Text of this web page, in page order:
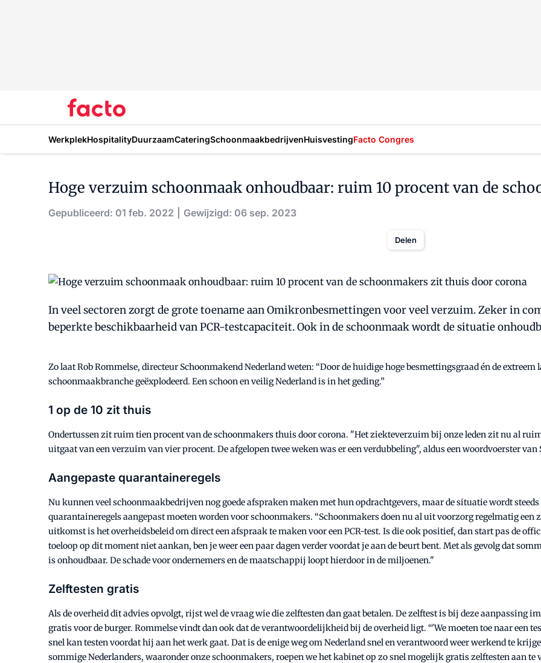
WerkplekHospitalityDuurzaamCateringSchoonmaakbedrijvenHuisvestingFacto Congres
Hoge verzuim schoonmaak onhoudbaar: ruim 10 procent van de
Gepubliceerd: 01 feb. 2022 Gewijzigd: 06 sep. 2023
Delen
In veel sectoren zorgt de grote toename aan Omikronbesmettingen voor veel verzuim. Zeker in
beperkte beschikbaarheid van PCR-testcapaciteit. Ook in de schoonmaak wordt de situatie
Zo laat Rob Rommelse, directeur Schoonmakend Nederland weten: “Door de huidige hoge besmettingsgraad én de
schoonmaakbranche geëxplodeerd. Een schoon en veilig Nederland is in het geding.”
1 op de 10 zit thuis
Ondertussen zit ruim tien procent van de schoonmakers thuis door corona. "Het ziekteverzuim bij onze leden zit nu al
uitgaat van een verzuim van vier procent. De afgelopen twee weken was er een verdubbeling", aldus een woordvoerster
Aangepaste quarantaineregels
Nu kunnen veel schoonmaakbedrijven nog goede afspraken maken met hun opdrachtgevers, maar de situatie wordt
quarantaineregels aangepast moeten worden voor schoonmakers. “Schoonmakers doen nu al uit voorzorg regelmatig een
uitkomst is het overheidsbeleid om direct een afspraak te maken voor een PCR-test. Is die ook positief, dan start pas de
toeloop op dit moment niet aankan, ben je weer een paar dagen verder voordat je aan de beurt bent. Met als gevolg dat
is onhoudbaar. De schade voor ondernemers en de maatschappij loopt hierdoor in de miljoenen."
Zelftesten gratis
Als de overheid dit advies opvolgt, rijst wel de vraag wie die zelftesten dan gaat betalen. De zelftest is bij deze aanpassing
gratis voor de burger. Rommelse vindt dan ook dat de verantwoordelijkheid bij de overheid ligt. “'We moeten toe naar
snel kan testen voordat hij aan het werk gaat. Dat is de enige weg om Nederland snel en verantwoord weer werkend te
sommige Nederlanders, waaronder onze schoonmakers, roepen we het kabinet op zo snel mogelijk gratis zelftesten aan te